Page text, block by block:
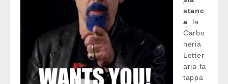
stanc
a
la
Carbo
neria
Letter
aria fa
tappa